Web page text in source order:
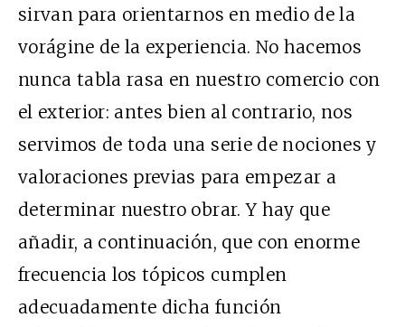
sirvan para orientarnos en medio de la
vorágine de la experiencia. No hacemos
nunca tabla rasa en nuestro comercio con
el exterior: antes bien al contrario, nos
servimos de toda una serie de nociones y
valoraciones previas para empezar a
determinar nuestro obrar. Y hay que
añadir, a continuación, que con enorme
frecuencia los tópicos cumplen
adecuadamente dicha función